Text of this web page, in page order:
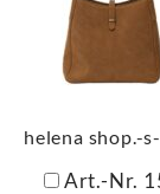
helena shop.-
Art.-Nr.